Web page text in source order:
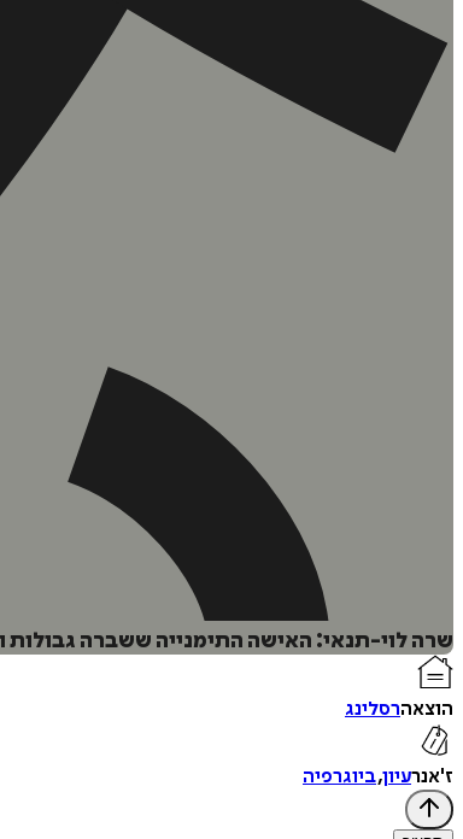
שרה לוי-תנאי: האישה התימנייה ששברה גבולות
הוצאהרסלינג
ז'אנרעיון,ביוגרפיה